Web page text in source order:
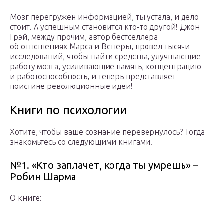
Мозг перегружен информацией, ты устала, и дело
стоит. А успешным становится кто-то другой! Джон
Грэй, между прочим, автор бестселлера
об отношениях Марса и Венеры, провел тысячи
исследований, чтобы найти средства, улучшающие
работу мозга, усиливающие память, концентрацию
и работоспособность, и теперь представляет
поистине революционные идеи!
Книги по психологии
Хотите, чтобы ваше сознание перевернулось? Тогда
знакомьтесь со следующими книгами.
№1. «Кто заплачет, когда ты умрешь» –
Робин Шарма
О книге: